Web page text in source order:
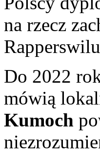
na rzecz
Do 2022
mówią
Kumoch